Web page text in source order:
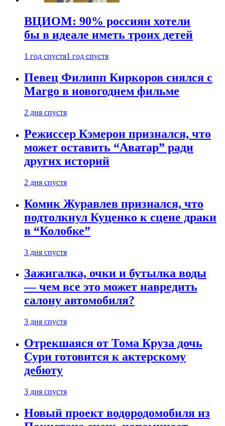
ВЦИОМ: 90% россиян хотели
бы в идеале иметь троих детей
1 год спустя1 год спустя
Певец Филипп Киркоров снялся с
Margo в новогоднем фильме
2 дня спустя
Режиссер Кэмерон признался, что
может оставить “Аватар” ради
других историй
2 дня спустя
Комик Журавлев признался, что
подтолкнул Куценко к сцене драки
в “Колобке”
3 дня спустя
Зажигалка, очки и бутылка воды
— чем все это может навредить
салону автомобиля?
3 дня спустя
Отрекшаяся от Тома Круза дочь
Сури готовится к актерскому
дебюту
3 дня спустя
Новый проект водородомобиля из